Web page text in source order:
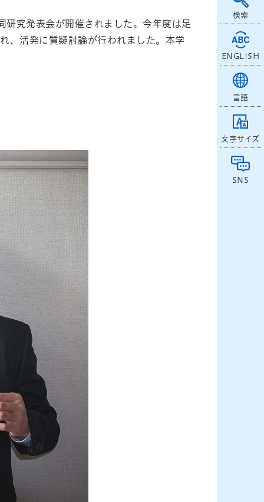
検索
ENGLISH
言語
文字サイズ
SNS
究発表会が開催されました。今年度は足
、活発に質疑討論が行われました。本学